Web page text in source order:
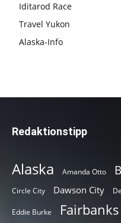
Iditarod Race
Travel Yukon
Alaska-Info
Redaktionstipp
Alaska Amanda Otto
Circle City Dawson City
Eddie Burke Fairbanks